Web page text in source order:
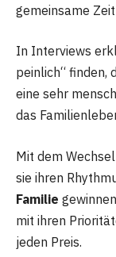
gemeinsame
In Interviews
peinlich“ finden,
eine sehr
das
Mit dem
sie ihren
Familie
mit ihren
jeden Preis.